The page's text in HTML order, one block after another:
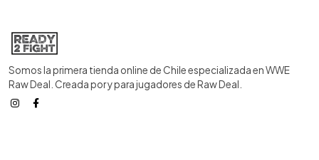
Somos la primera tienda online de Chile especializada en WWE
Raw Deal. Creada por y para jugadores de Raw Deal.